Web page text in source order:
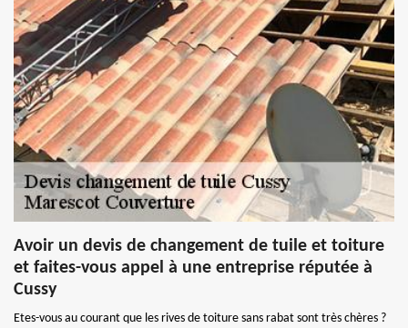
Avoir un devis de changement de tuile et toiture
et faites-vous appel à une entreprise réputée à
Cussy
Etes-vous au courant que les rives de toiture sans rabat sont très chères ?